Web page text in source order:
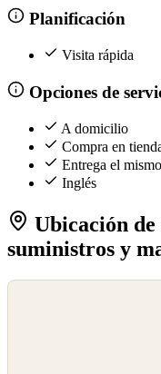
Planificación
Visita rápida
Opciones de
A domicilio
Compra en
Entrega el
Inglés
Ubicación
suministros y